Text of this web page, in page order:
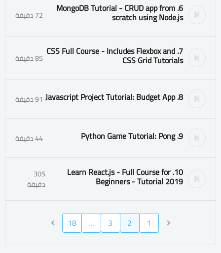
6. MongoDB Tutorial - CRUD app from
scratch using Node.js 72 دقيقة
7. CSS Full Course - Includes Flexbox and
CSS Grid Tutorials 85 دقيقة
8. Javascript Project Tutorial: Budget App 91 دقيقة
9. Python Game Tutorial: Pong 44 دقيقة
10. Learn React.js - Full Course for
Beginners - Tutorial 2019
305
دقيقة
1
2
3
…
18